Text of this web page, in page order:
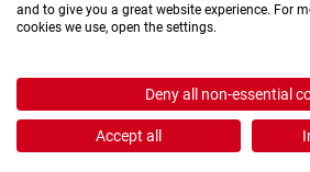
Offene Stellen
2026 © ProCredit Holding
and to give you a great website experience. For
cookies we use, open the settings.
Deny all non-essential
Accept all